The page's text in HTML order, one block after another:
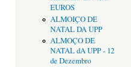
EUROS
ALMOIÇO DE
NATAL DA UPP
ALMOÇO DE
NATAL dA UPP - 12
de Dezembro